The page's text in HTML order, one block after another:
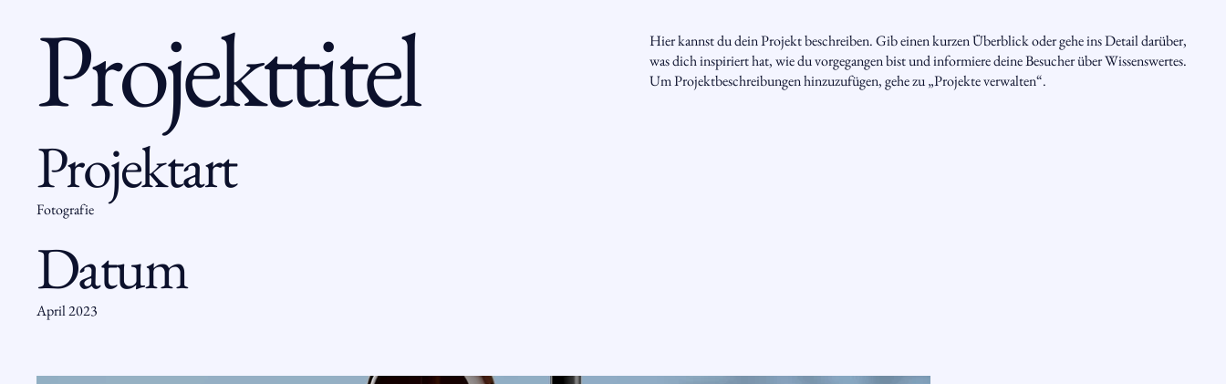
Projekttitel
Projektart
Fotografie
Datum
April 2023
Hier kannst du dein Projekt beschreiben. Gib einen kurzen Überblick oder gehe ins Detail darüber,
was dich inspiriert hat, wie du vorgegangen bist und informiere deine Besucher über Wissenswertes.
Um Projektbeschreibungen hinzuzufügen, gehe zu „Projekte verwalten“.